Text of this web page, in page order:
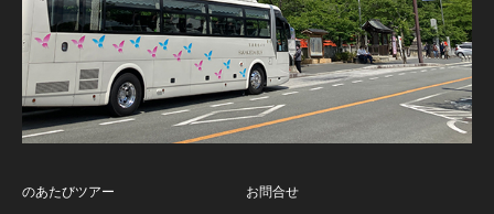
のあたびツアー
お問合せ